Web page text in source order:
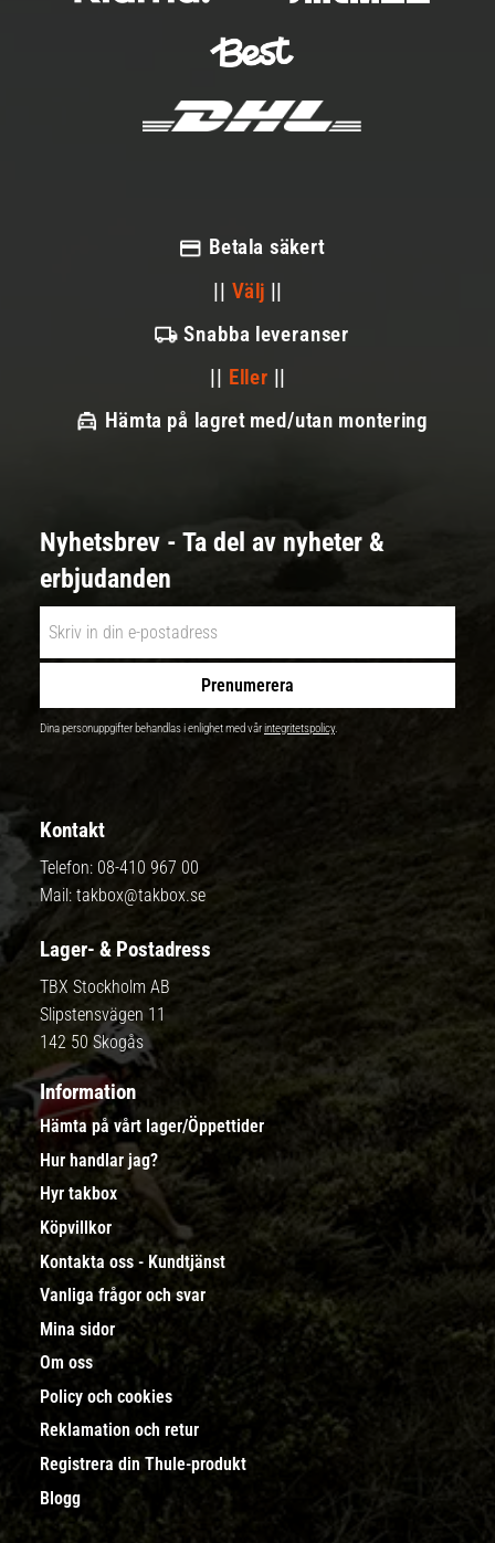
Betala säkert
|| Välj ||
Snabba leveranser
|| Eller ||
Hämta på lagret med/utan montering
Nyhetsbrev - Ta del av nyheter &
erbjudanden
Prenumerera
Dina personuppgifter behandlas i enlighet med vårintegritetspolicy.
Kontakt
Telefon: 08-410 967 00
Mail: takbox@takbox.se
Lager- & Postadress
TBX Stockholm AB
Slipstensvägen 11
142 50 Skogås
Information
Hämta på vårt lager/Öppettider
Hur handlar jag?
Hyr takbox
Köpvillkor
Kontakta oss - Kundtjänst
Vanliga frågor och svar
Mina sidor
Om oss
Policy och cookies
Reklamation och retur
Registrera din Thule-produkt
Blogg